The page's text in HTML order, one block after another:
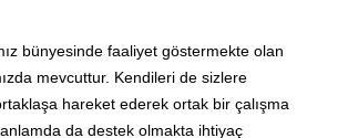
bünyesinde faaliyet göstermekte olan
mevcuttur. Kendileri de sizlere
hareket ederek ortak bir çalışma
da destek olmakta ihtiyaç